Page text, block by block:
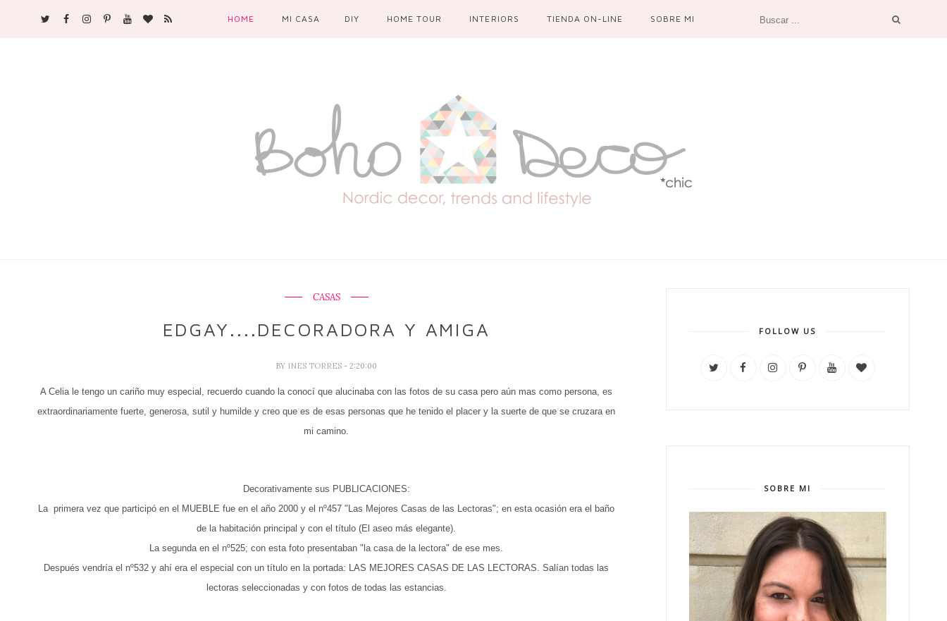
HOME MI CASA DIY HOME TOUR INTERIORS TIENDA ON-LINE SOBRE MI
CASAS
EDGAY....DECORADORA Y AMIGA
BY INES TORRES - 2:20:00
A Celia le tengo un cariño muy especial, recuerdo cuando la conocí que alucinaba con las fotos de su casa pero aún mas como persona, es
extraordinariamente fuerte, generosa, sutil y humilde y creo que es de esas personas que he tenido el placer y la suerte de que se cruzara en
mi camino.
Decorativamente sus PUBLICACIONES:
Laprimera vez que participó en el MUEBLE fue en el año 2000 y el nº457 "Las Mejores Casas de las Lectoras"; en esta ocasión era el baño
de la habitación principal y con el título (El aseo más elegante).
La segunda en el nº525; con esta foto presentaban "la casa de la lectora" de ese mes.
Después vendría el nº532 y ahí era el especial con un título en la portada: LAS MEJORES CASAS DE LAS LECTORAS. Salían todas las
lectoras seleccionadas y con fotos de todas las estancias.
FOLLOW US
SOBRE MI